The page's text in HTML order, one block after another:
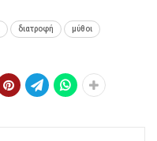
διατροφή μύθοι